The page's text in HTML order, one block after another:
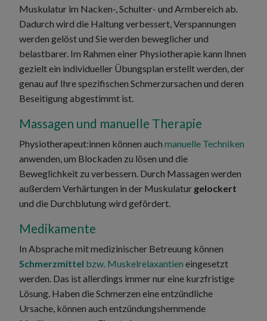
Muskulatur im Nacken-, Schulter- und Armbereich ab.
Dadurch wird die Haltung verbessert, Verspannungen
werden gelöst und Sie werden beweglicher und
belastbarer. Im Rahmen einer Physiotherapie kann Ihnen
gezielt ein individueller Übungsplan erstellt werden, der
genau auf Ihre spezifischen Schmerzursachen und deren
Beseitigung abgestimmt ist.
Massagen und manuelle Therapie
Physiotherapeut:innen können auch manuelle Techniken
anwenden, um Blockaden zu lösen und die
Beweglichkeit zu verbessern. Durch Massagen werden
außerdem Verhärtungen in der Muskulatur gelockert
und die Durchblutung wird gefördert.
Medikamente
In Absprache mit medizinischer Betreuung können
Schmerzmittel bzw. Muskelrelaxantien eingesetzt
werden. Das ist allerdings immer nur eine kurzfristige
Lösung. Haben die Schmerzen eine entzündliche
Ursache, können auch entzündungshemmende